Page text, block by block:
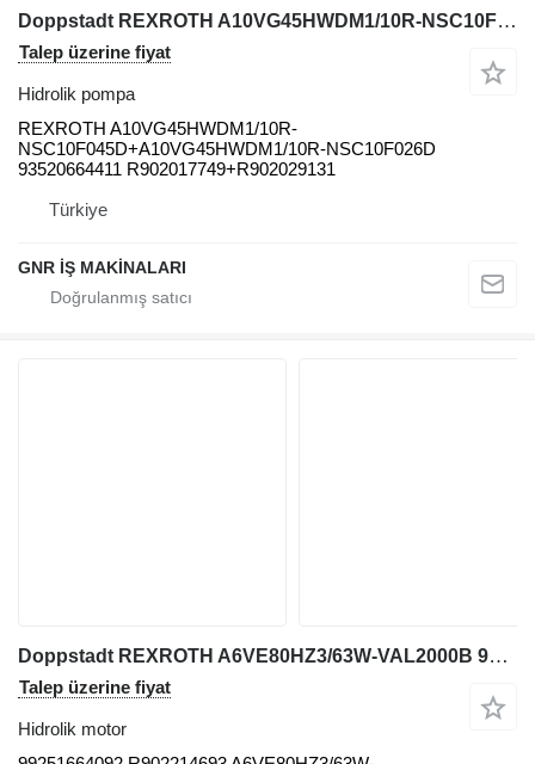
Doppstadt REXROTH A10VG45HWDM1/10R-NSC10F045D+A10VG45HWDM1/10R-NSC10F026D hidrolik pompa
Talep üzerine fiyat
Hidrolik pompa
REXROTH A10VG45HWDM1/10R-
NSC10F045D+A10VG45HWDM1/10R-NSC10F026D
93520664411 R902017749+R902029131
Türkiye
GNR İŞ MAKİNALARI
Doppstadt REXROTH A6VE80HZ3/63W-VAL2000B 99251664092 R902214693 A6VE80HZ3/63W-VAL2000B hidrolik motor
Talep üzerine fiyat
Hidrolik motor